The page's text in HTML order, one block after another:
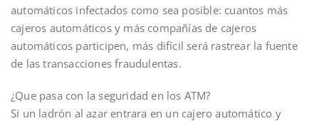
automáticos infectados como sea posible: cuantos más
cajeros automáticos y más compañías de cajeros
automáticos participen, más difícil será rastrear la fuente
de las transacciones fraudulentas.
¿Que pasa con la seguridad en los ATM?
Si un ladrón al azar entrara en un cajero automático y